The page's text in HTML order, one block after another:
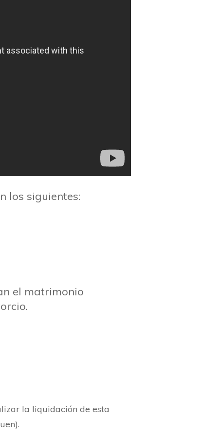
los siguientes:
el matrimonio
la liquidación de esta